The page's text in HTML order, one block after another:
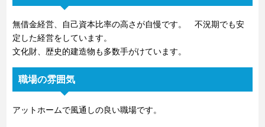
無借金経営、自己資本比率の高さが自慢です。 不況期でも安
定した経営をしています。
文化財、歴史的建造物も多数手がけています。
職場の雰囲気
アットホームで風通しの良い職場です。